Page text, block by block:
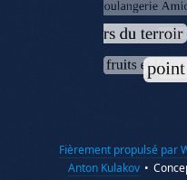
Fièrement propulsé par
Anton Kulakov •